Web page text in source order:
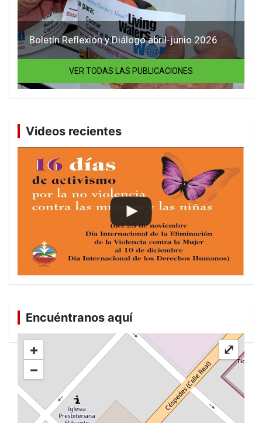
Boletín Reflexión y Diálogo abril-junio 2026
VER TODAS LAS PUBLICACIONES
Videos recientes
Encuéntranos aquí
+
−
⤢